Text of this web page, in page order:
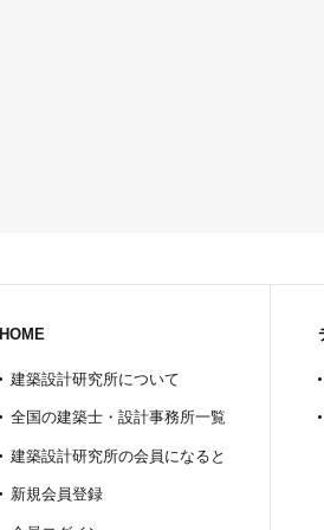
HOME
建築設計研究所について
全国の建築士・設計事務所一覧
建築設計研究所の会員になると
新規会員登録